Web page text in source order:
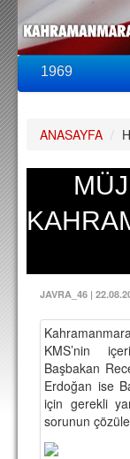
1969
PUAN
FİKSTÜR
A TAKIM
TEKNİK
TARAFTAR
ANASAYFA /
JAVRA_46 |
KMS’nin
Başbakan
Erdoğan ise
için gerekli
sorunun